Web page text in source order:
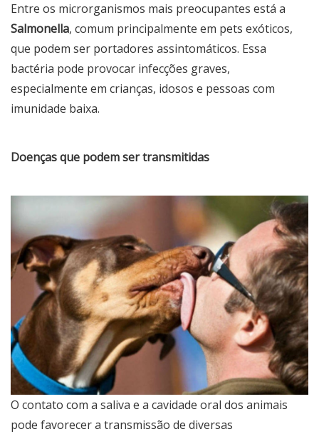
Entre os microrganismos mais preocupantes está a
Salmonella, comum principalmente em pets exóticos,
que podem ser portadores assintomáticos. Essa
bactéria pode provocar infecções graves,
especialmente em crianças, idosos e pessoas com
imunidade baixa.
Doenças que podem ser transmitidas
O contato com a saliva e a cavidade oral dos animais
pode favorecer a transmissão de diversas